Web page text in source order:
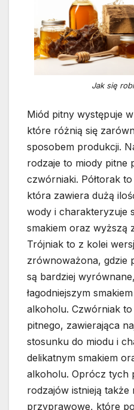
Jak się
Miód pitny występuje
które różnią się
sposobem produkcji.
rodzaje to miody pitne
czwórniaki. Półtorak
która zawiera dużą
wody i charakteryzuje
smakiem oraz wyższą
Trójniak to z kolei
zrównoważona, gdzie
są bardziej
łagodniejszym
alkoholu. Czwórniak
pitnego, zawierająca
stosunku do miodu i
delikatnym smakiem
alkoholu. Oprócz tych
rodzajów istnieją
przyprawowe, które